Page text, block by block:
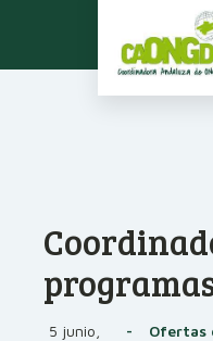
5 junio,
-
Ofertas